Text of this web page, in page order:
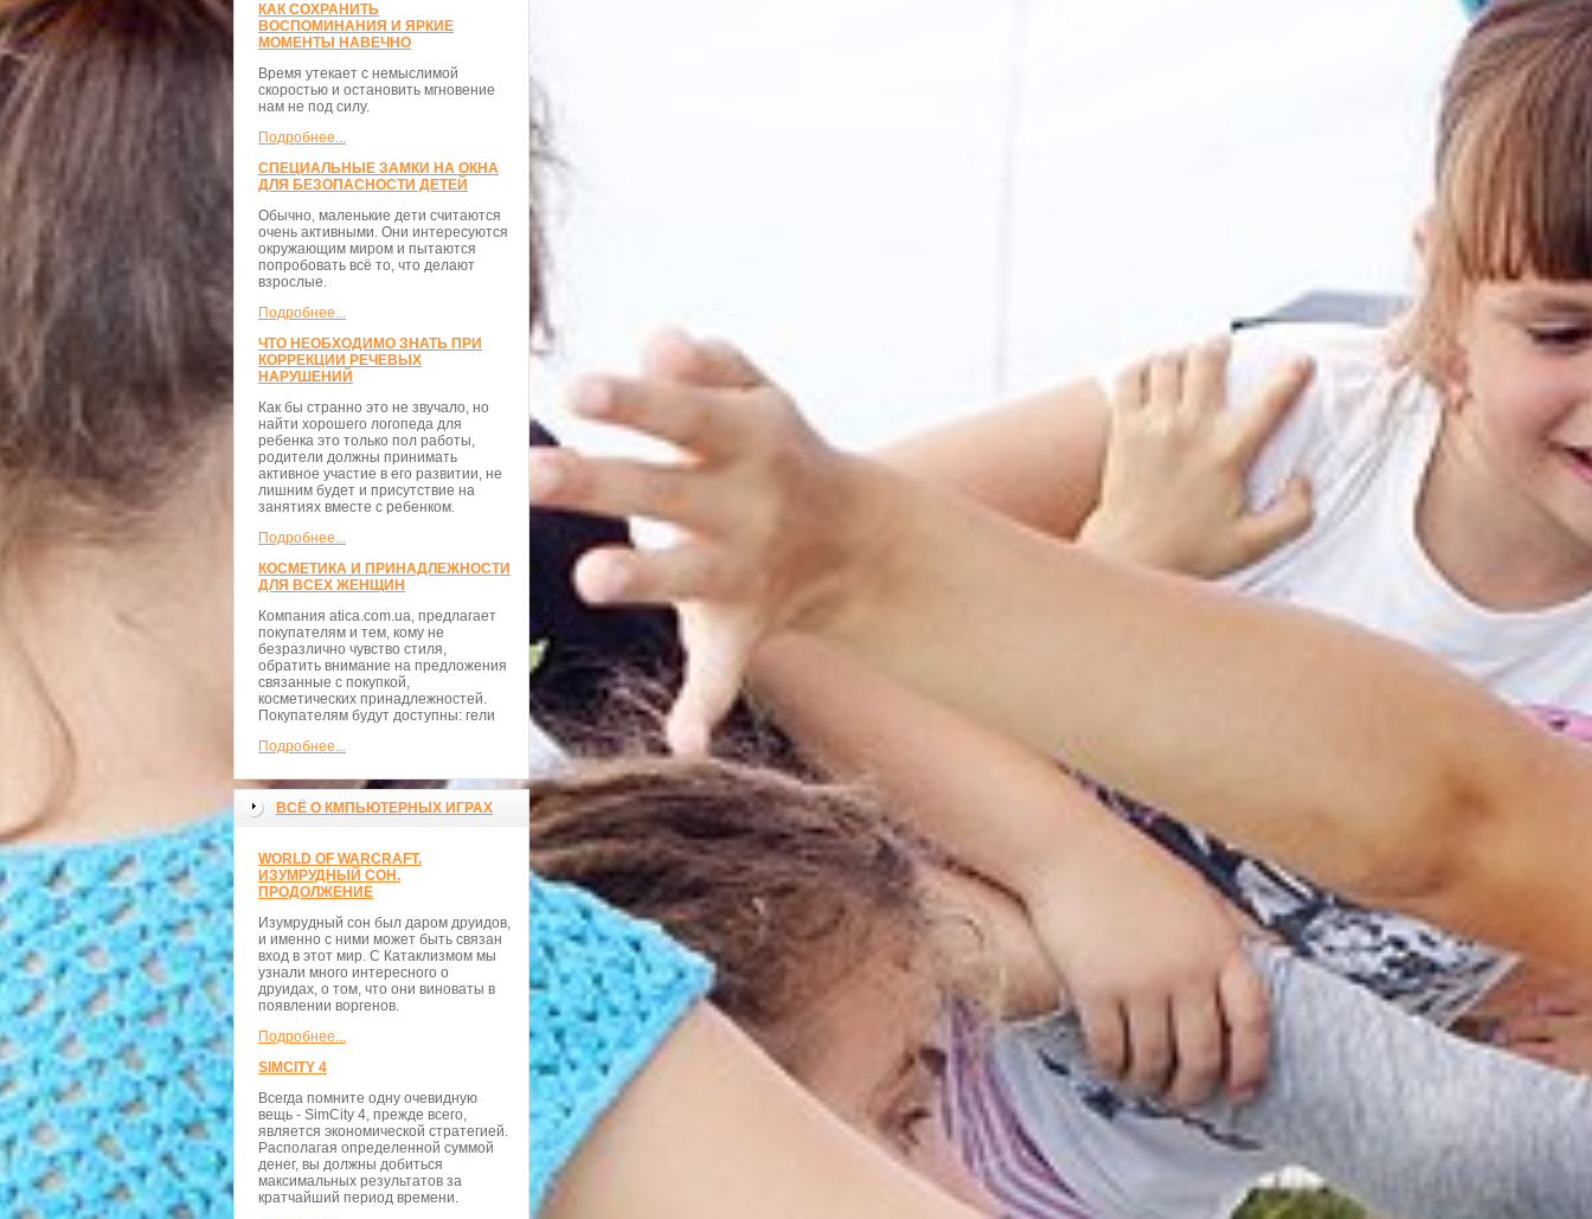
КАК СОХРАНИТЬ
ВОСПОМИНАНИЯ И ЯРКИЕ
МОМЕНТЫ НАВЕЧНО
Время утекает с немыслимой
скоростью и остановить мгновение
нам не под силу.
Подробнее...
СПЕЦИАЛЬНЫЕ ЗАМКИ НА ОКНА
ДЛЯ БЕЗОПАСНОСТИ ДЕТЕЙ
Обычно, маленькие дети считаются
очень активными. Они интересуются
окружающим миром и пытаются
попробовать всё то, что делают
взрослые.
Подробнее...
ЧТО НЕОБХОДИМО ЗНАТЬ ПРИ
КОРРЕКЦИИ РЕЧЕВЫХ
НАРУШЕНИЙ
Как бы странно это не звучало, но
найти хорошего логопеда для
ребенка это только пол работы,
родители должны принимать
активное участие в его развитии, не
лишним будет и присутствие на
занятиях вместе с ребенком.
Подробнее...
КОСМЕТИКА И ПРИНАДЛЕЖНОСТИ
ДЛЯ ВСЕХ ЖЕНЩИН
Компания atica.com.ua, предлагает
покупателям и тем, кому не
безразлично чувство стиля,
обратить внимание на предложения
связанные с покупкой,
косметических принадлежностей.
Покупателям будут доступны: гели
Подробнее...
ВСЁ О КМПЬЮТЕРНЫХ ИГРАХ
WORLD OF WARCRAFT.
ИЗУМРУДНЫЙ СОН.
ПРОДОЛЖЕНИЕ
Изумрудный сон был даром друидов,
и именно с ними может быть связан
вход в этот мир. С Катаклизмом мы
узнали много интересного о
друидах, о том, что они виноваты в
появлении воргенов.
Подробнее...
SIMCITY 4
Всегда помните одну очевидную
вещь - SimCity 4, прежде всего,
является экономической стратегией.
Располагая определенной суммой
денег, вы должны добиться
максимальных результатов за
кратчайший период времени.